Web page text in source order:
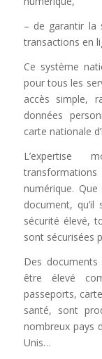
– de garantir la
transactions en
Ce système
pour tous les
accès simple,
données
carte nationale
L’expertise
transformations
numérique.
document,
sécurité élevé,
sont sécurisées
Des
être élevé
passeports,
santé, sont
nombreux pays
Unis…